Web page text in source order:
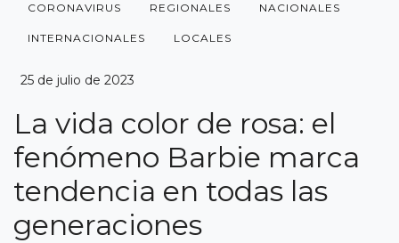
CORONAVIRUS REGIONALES NACIONALES
INTERNACIONALES LOCALES
25 de julio de 2023
La vida color de rosa: el
fenómeno Barbie marca
tendencia en todas las
generaciones